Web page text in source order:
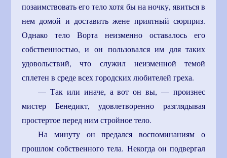
позаимствовать его тело хотя бы на ночку, явиться в
нем домой и доставить жене приятный сюрприз.
Однако тело Ворта неизменно оставалось его
собственностью, и он пользовался им для таких
удовольствий, что служил неизменной темой
сплетен в среде всех городских любителей греха.
— Так или иначе, а вот он вы, — произнес
мистер Бенедикт, удовлетворенно разглядывая
простертое перед ним стройное тело.
На минуту он предался воспоминаниям о
прошлом собственного тела. Некогда он подвергал